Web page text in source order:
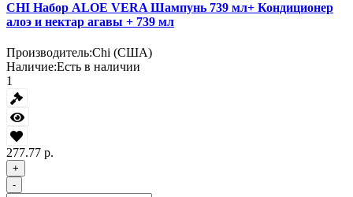
CHI Набор ALOE VERA Шампунь 739 мл+ Кондиционер
алоэ и нектар агавы + 739 мл
Производитель:Chi (США)
Наличие:Есть в наличии
1
277.77 р.
+
-